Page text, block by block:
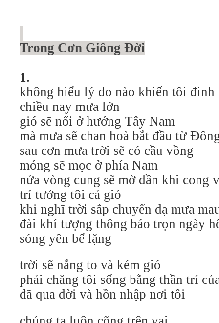
Trong Cơn Giông Đời
1.
không hiểu lý do nào khiến tôi đinh
chiều nay mưa lớn
gió sẽ nổi ở hướng Tây Nam
mà mưa sẽ chan hoà bắt đầu từ
sau cơn mưa trời sẽ có cầu vồng
móng sẽ mọc ở phía Nam
nửa vòng cung sẽ mờ dần khi cong
trí tưởng tôi cả gió
khi nghĩ trời sắp chuyển dạ mưa
đài khí tượng thông báo trọn ngày
sóng yên bể lặng
trời sẽ nắng to và kém gió
phải chăng tôi sống bằng thần trí
đã qua đời và hồn nhập nơi tôi